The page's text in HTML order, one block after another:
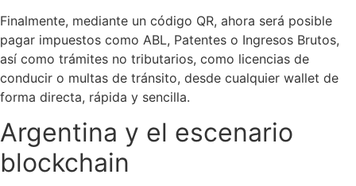
Finalmente, mediante un código QR, ahora será posible
pagar impuestos como ABL, Patentes o Ingresos Brutos,
así como trámites no tributarios, como licencias de
conducir o multas de tránsito, desde cualquier wallet de
forma directa, rápida y sencilla.
Argentina y el escenario
blockchain